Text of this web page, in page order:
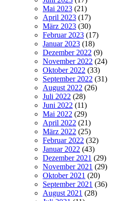
Mai 2023 (21)
April 2023 (17)
März 2023 (30)
Februar 2023 (17)
Januar 2023 (18)
Dezember 2022 (9)
November 2022 (24)
Oktober 2022 (33)
September 2022 (31)
August 2022 (26)
Juli 2022 (28)
Juni 2022 (11)
Mai 2022 (29)
April 2022 (21)
März 2022 (25)
Februar 2022 (32)
Januar 2022 (43)
Dezember 2021 (29)
November 2021 (29)
Oktober 2021 (20)
September 2021 (36)
August 2021 (28)